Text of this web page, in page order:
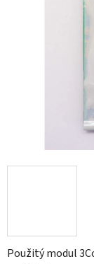
Použitý modul